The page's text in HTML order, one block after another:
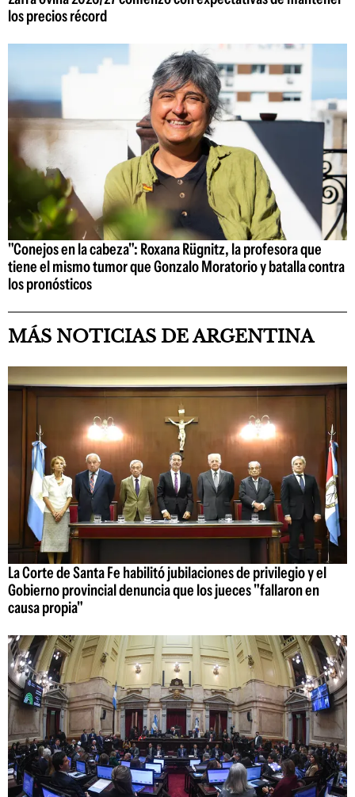
los precios récord
"Conejos en la cabeza": Roxana Rügnitz, la profesora que
tiene el mismo tumor que Gonzalo Moratorio y batalla contra
los pronósticos
MÁS NOTICIAS DE ARGENTINA
La Corte de Santa Fe habilitó jubilaciones de privilegio y el
Gobierno provincial denuncia que los jueces "fallaron en
causa propia"